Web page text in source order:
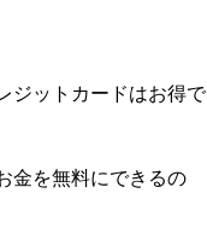
ジットカードはお得で
金を無料にできるの